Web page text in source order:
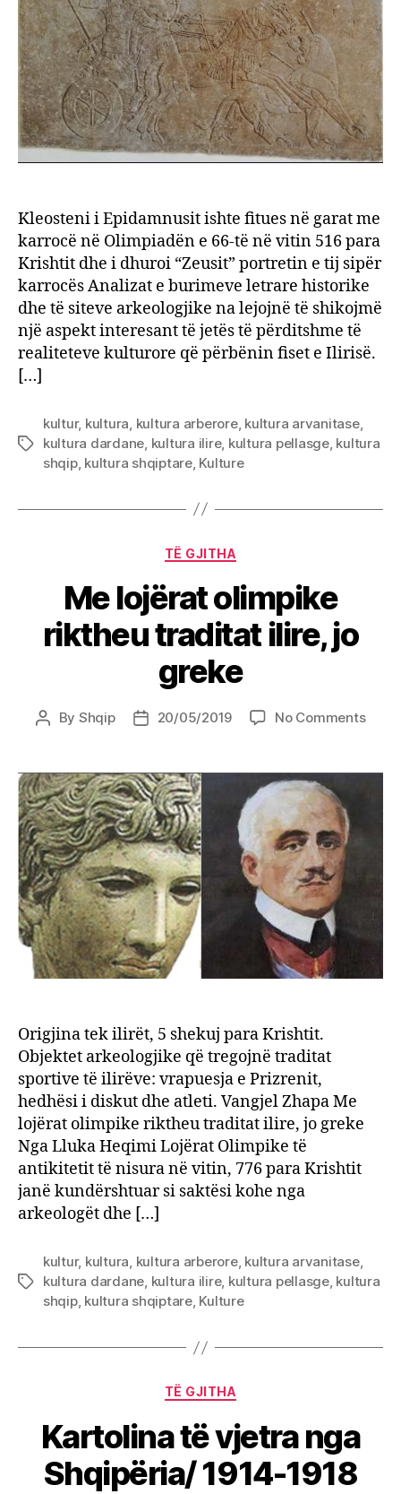
ilire,
fama
e
në
Kleosteni i Epidamnusit ishte fitues në garat me
karrocë në Olimpiadën e 66-të në vitin 516 para
Krishtit dhe i dhuroi “Zeusit” portretin e tij sipër
karrocës Analizat e burimeve letrare historike
dhe të siteve arkeologjike na lejojnë të shikojmë
një aspekt interesant të jetës të përditshme të
realiteteve kulturore që përbënin fiset e Ilirisë.
[…]
Tags
kultur, kultura kultura arberore, kultura arvanitase,
kultura dardane kultura ilire, kultura pellasge, kultura
shqip, kultura shqiptare, Kulture
Categories
TË GJITHA
Me lojërat olimpike
riktheu traditat ilire, jo
greke
Post
By Shqip
Post20/05/2019 No Commentson
Origjina tek ilirët, 5 shekuj para Krishtit.
Objektet arkeologjike që tregojnë traditat
sportive të ilirëve: vrapuesja e Prizrenit,
hedhësi i diskut dhe atleti. Vangjel Zhapa Me
lojërat olimpike riktheu traditat ilire, jo greke
Nga Lluka Heqimi Lojërat Olimpike të
antikitetit të nisura në vitin, 776 para Krishtit
janë kundërshtuar si saktësi kohe nga
arkeologët dhe […]
Tags
kultur, kultura, kultura arberore, kultura arvanitase,
kultura dardane, kultura ilire, kultura pellasge, kultura
shqip, kultura shqiptare, Kulture
Categories
TË GJITHA
Kartolina të vjetra nga
Shqipëria/ 1914-1918